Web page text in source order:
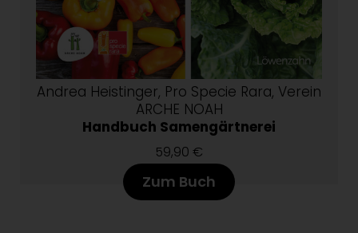
Andrea Heistinger, Pro Specie Rara, Verein
ARCHE NOAH
Handbuch Samengärtnerei
59,90 €
Zum Buch